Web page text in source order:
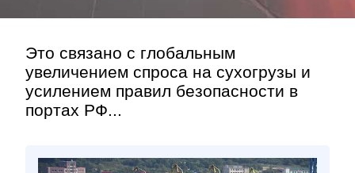
Это связано с глобальным
увеличением спроса на сухогрузы и
усилением правил безопасности в
портах РФ...
Контакт»